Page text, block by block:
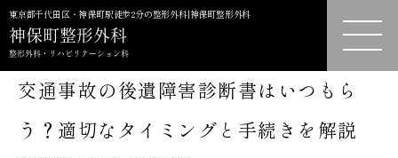
東京都千代田区・神保町駅徒歩2分の整形外科|神保町整形外科
交通事故の後遺障害診断書はいつもら
う？適切なタイミングと手続きを解説